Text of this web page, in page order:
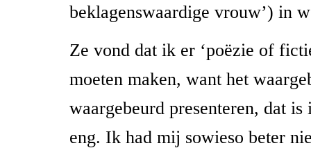
beklagenswaardige vrouw’) in
Ze vond dat ik er ‘poëzie of
moeten maken, want het
waargebeurd presenteren, dat
eng. Ik had mij sowieso beter